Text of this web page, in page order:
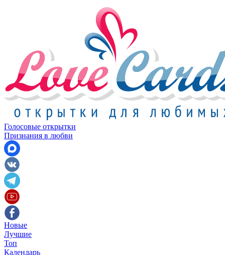
Голосовые открытки
Признания в любви
Новые
Лучшие
Топ
Календарь